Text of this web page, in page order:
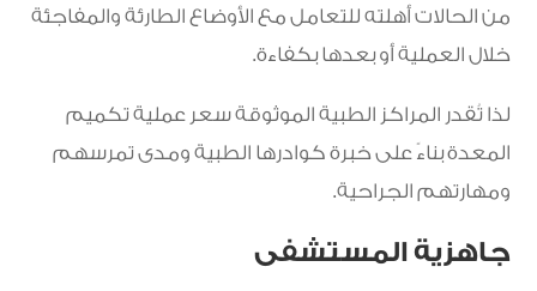
من الحالات أهلته للتعامل مع الأوضاع الطارئة والمفاجئة
خلال العملية أو بعدها بكفاءة.
لذا تُقدر المراكز الطبية الموثوقة سعر عملية تكميم
المعدة بناءً على خبرة كوادرها الطبية ومدى تمرسهم
ومهارتهم الجراحية.
جاهزية المستشفى